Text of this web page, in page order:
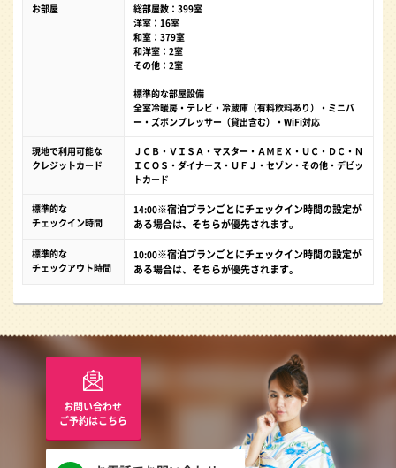
お部屋
総部屋数：399室
洋室：16室
和室：379室
和洋室：2室
その他：2室
標準的な部屋設備
全室冷暖房・テレビ・冷蔵庫（有料飲料あり）・ミニバ
ー・ズボンプレッサー（貸出含む）・WiFi対応
現地で利用可能な
クレジットカード
ＪＣＢ・ＶＩＳＡ・マスター・ＡＭＥＸ・ＵＣ・ＤＣ・Ｎ
ＩＣＯＳ・ダイナース・ＵＦＪ・セゾン・その他・デビッ
トカード
標準的な
チェックイン時間
14:00※宿泊プランごとにチェックイン時間の設定が
ある場合は、そちらが優先されます。
標準的な
チェックアウト時間
10:00※宿泊プランごとにチェックイン時間の設定が
ある場合は、そちらが優先されます。
お問い合わせ
ご予約はこちら